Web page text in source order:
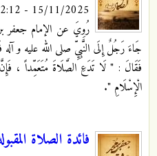
15/11/2025 - 12:12
رُوِيَ عن الإمام جعفر
جَاءَ رَجُلٌ إِلَى النَّبِيِّ صلى الله عليه و
فَقَالَ : " لَا تَدَعِ‏ الصَّلَاةَ مُتَعَمِّداً ،
الْإِسْلَامِ ".
فائدة الصلاة